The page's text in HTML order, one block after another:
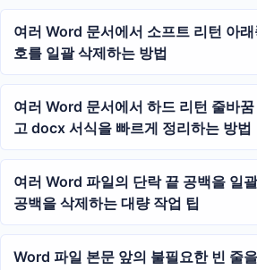
여러 Word 문서에서 소프트 리턴 아
호를 일괄 삭제하는 방법
여러 Word 문서에서 하드 리턴 줄바
고 docx 서식을 빠르게 정리하는 방법
여러 Word 파일의 단락 끝 공백을 일
공백을 삭제하는 대량 작업 팁
Word 파일 본문 앞의 불필요한 빈 줄